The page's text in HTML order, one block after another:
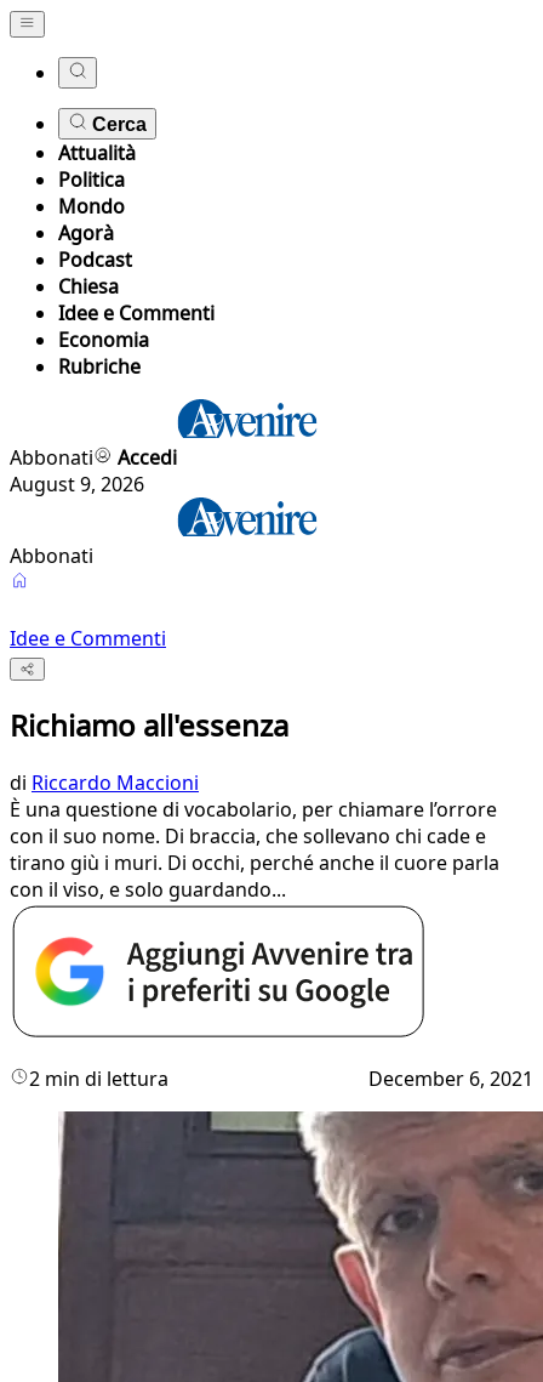
Cerca
Attualità
Politica
Mondo
Agorà
Podcast
Chiesa
Idee e Commenti
Economia
Rubriche
Abbonati
Accedi
August 9, 2026
Abbonati
Idee e Commenti
Richiamo all'essenza
di Riccardo Maccioni
È una questione di vocabolario, per chiamare l’orrore
con il suo nome. Di braccia, che sollevano chi cade e
tirano giù i muri. Di occhi, perché anche il cuore parla
con il viso, e solo guardando...
2 min di lettura December 6, 2021